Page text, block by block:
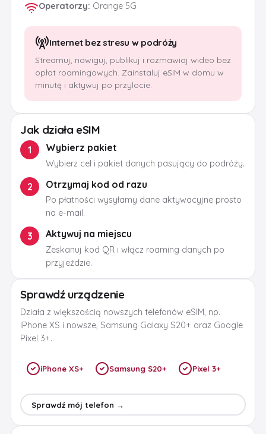
Operatorzy: Orange 5G
Internet bez stresu w podróży
Streamuj, nawiguj, publikuj i rozmawiaj wideo bez
opłat roamingowych. Zainstaluj eSIM w domu w
minutę i aktywuj po przylocie.
Jak działa eSIM
1 Wybierz pakiet
Wybierz cel i pakiet danych pasujący do podróży.
2 Otrzymaj kod od razu
Po płatności wysyłamy dane aktywacyjne prosto
na e-mail.
3 Aktywuj na miejscu
Zeskanuj kod QR i włącz roaming danych po
przyjeździe.
Sprawdź urządzenie
Działa z większością nowszych telefonów eSIM, np.
iPhone XS i nowsze, Samsung Galaxy S20+ oraz Google
Pixel 3+.
iPhone XS+ Samsung S20+ Pixel 3+
Sprawdź mój telefon →